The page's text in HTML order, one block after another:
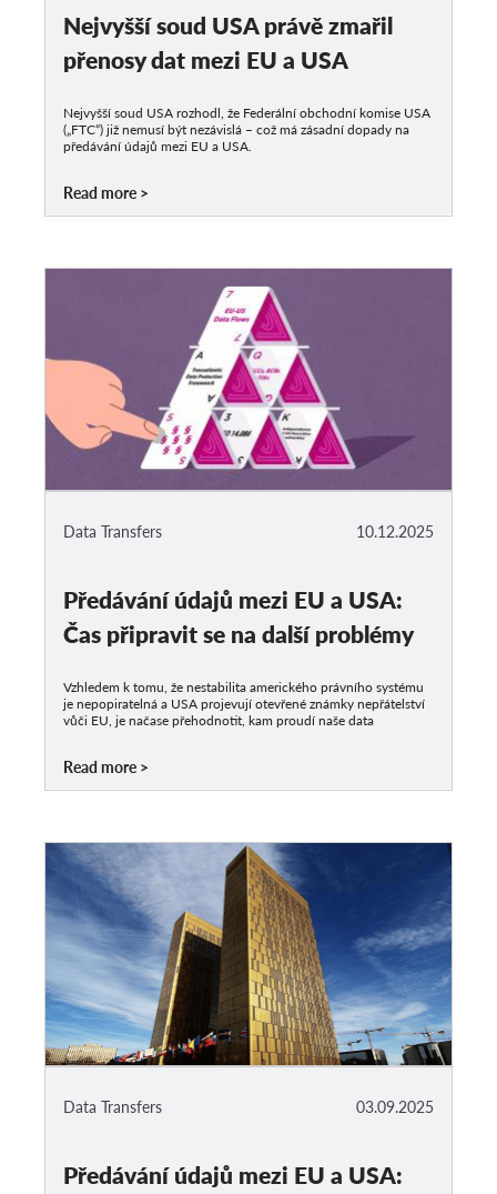
Nejvyšší soud USA právě zmařil
přenosy dat mezi EU a USA
Nejvyšší soud USA rozhodl, že Federální obchodní komise USA
(„FTC“) již nemusí být nezávislá – což má zásadní dopady na
předávání údajů mezi EU a USA.
Read more
10.12.2025
Data Transfers
Předávání údajů mezi EU a USA:
Čas připravit se na další problémy
Vzhledem k tomu, že nestabilita amerického právního systému
je nepopiratelná a USA projevují otevřené známky nepřátelství
vůči EU, je načase přehodnotit, kam proudí naše data
Read more
03.09.2025
Data Transfers
Předávání údajů mezi EU a USA: